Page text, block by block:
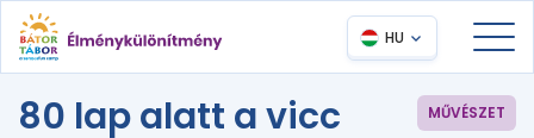
HU
80 lap alatt a vicc
MŰVÉSZET